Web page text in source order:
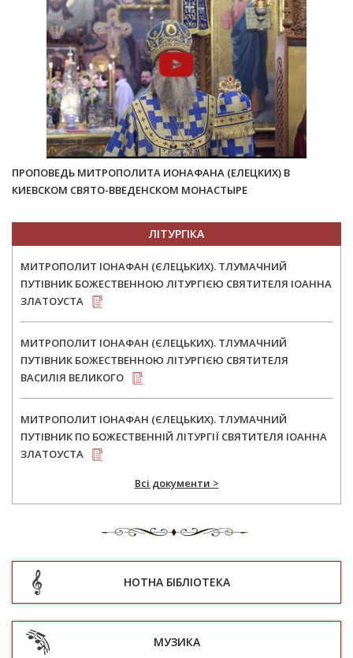
ПРОПОВЕДЬ МИТРОПОЛИТА ИОНАФАНА (ЕЛЕЦКИХ) В
КИЕВСКОМ СВЯТО-ВВЕДЕНСКОМ МОНАСТЫРЕ
ЛІТУРГІКА
МИТРОПОЛИТ ІОНАФАН (ЄЛЕЦЬКИХ). ТЛУМАЧНИЙ
ПУТІВНИК БОЖЕСТВЕННОЮ ЛІТУРГІЄЮ СВЯТИТЕЛЯ ІОАННА
ЗЛАТОУСТА
МИТРОПОЛИТ ІОНАФАН (ЄЛЕЦЬКИХ). ТЛУМАЧНИЙ
ПУТІВНИК БОЖЕСТВЕННОЮ ЛІТУРГІЄЮ СВЯТИТЕЛЯ
ВАСИЛІЯ ВЕЛИКОГО
МИТРОПОЛИТ ІОНАФАН (ЄЛЕЦЬКИХ). ТЛУМАЧНИЙ
ПУТІВНИК ПО БОЖЕСТВЕННІЙ ЛІТУРГІЇ СВЯТИТЕЛЯ ІОАННА
ЗЛАТОУСТА
Всі документи >
НОТНА БІБЛІОТЕКА
МУЗИКА